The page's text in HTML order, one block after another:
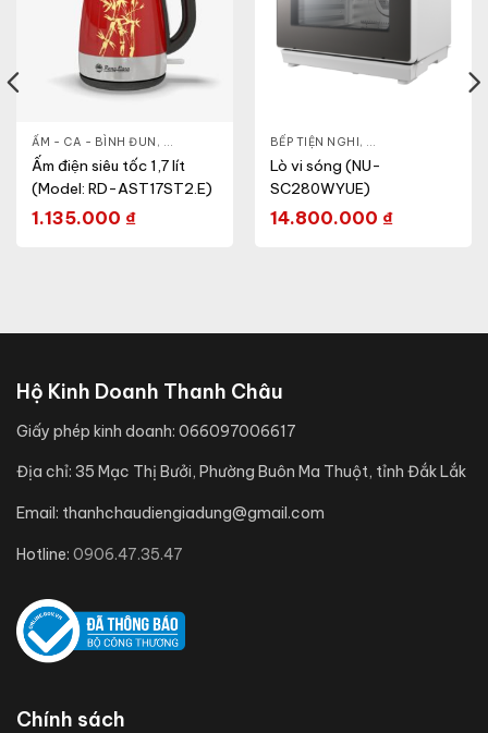
ẤM - CA - BÌNH ĐUN , GIA DỤNG KHỎE & ĐẸP,NỒI - ẤM - CA - BÌNH
Ấm điện siêu tốc 1,7 lít
(Model: RD-AST17ST2.E)
1.135.000 ₫
BẾP TIỆN NGHI, GIA DỤNG KHỎE &
Lò vi sóng (NU-
SC280WYUE)
14.800.000 ₫
& ĐẸP,NỒI - ẤM - CA - BÌNH
Hộ Kinh Doanh Thanh Châu
Giấy phép kinh doanh: 066097006617
Địa chỉ: 35 Mạc Thị Bưởi, Phường Buôn Ma Thuột, tỉnh Đắk Lắk
Email: thanhchaudiengiadung@gmail.com
Hotline: 0906.47.35.47
Chính sách